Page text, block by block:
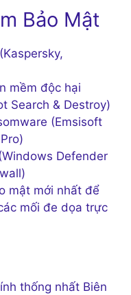
Bảo Mật
mềm độc hại
Search & Destroy)
(Emsisoft
Defender
mật mới nhất để
mối đe dọa trực
thống nhất Biên